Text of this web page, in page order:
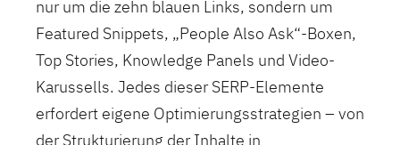
nur um die zehn blauen Links, sondern um
Featured Snippets, „People Also Ask“-Boxen,
Top Stories, Knowledge Panels und Video-
Karussells. Jedes dieser SERP-Elemente
erfordert eigene Optimierungsstrategien – von
der Strukturierung der Inhalte in